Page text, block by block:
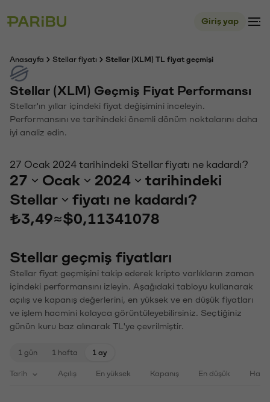
Giriş yap
Anasayfa Stellar fiyatı Stellar (XLM) TL fiyat geçmişi
Stellar (XLM) Geçmiş Fiyat Performansı
Stellar'ın yıllar içindeki fiyat değişimini inceleyin.
Performansını ve tarihindeki önemli dönüm noktalarını daha
iyi analiz edin.
27 Ocak 2024 tarihindeki Stellar fiyatı ne kadardı?
27 Ocak 2024
tarihindeki
Stellar
fiyatı ne kadardı?
₺3,49≈$0,11341078
Stellar geçmiş fiyatları
Stellar fiyat geçmişini takip ederek kripto varlıkların zaman
içindeki performansını izleyin. Aşağıdaki tabloyu kullanarak
açılış ve kapanış değerlerini, en yüksek ve en düşük fiyatları
ve işlem hacmini kolayca görüntüleyebilirsiniz. Seçtiğiniz
günün kuru baz alınarak TL'ye çevrilmiştir.
1 gün 1 hafta 1 ay
Tarih Açılış En yüksek Kapanış En düşük